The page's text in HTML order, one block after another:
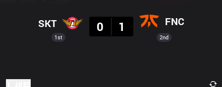
1st
SKT
0
1 FNC
2nd